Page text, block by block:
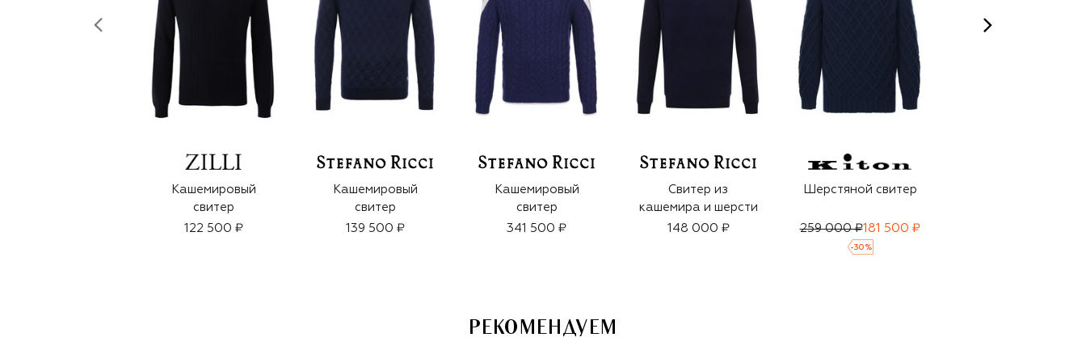
Кашемировый
свитер
122 500 ₽
Кашемировый
свитер
139 500 ₽
Кашемировый
свитер
341 500 ₽
Свитер из
кашемира и шерсти
148 000 ₽
Шерстяной свитер
259 000 ₽181 500 ₽
-30 %
РЕКОМЕНДУЕМ